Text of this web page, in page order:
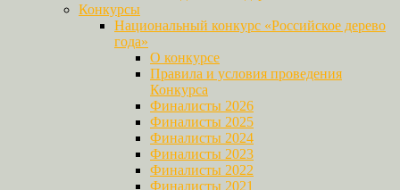
Конкурсы
Национальный конкурс «Российское дерево
года»
О конкурсе
Правила и условия проведения
Конкурса
Финалисты 2026
Финалисты 2025
Финалисты 2024
Финалисты 2023
Финалисты 2022
Финалисты 2021